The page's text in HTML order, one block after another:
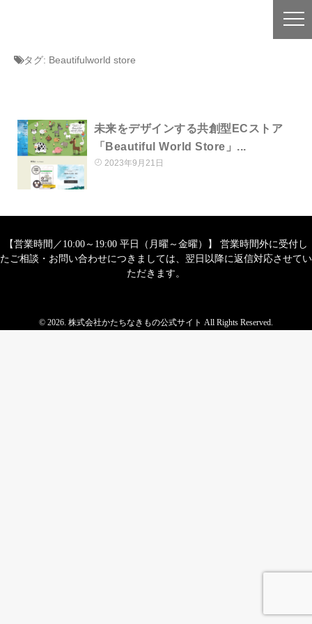
タグ: Beautifulworld store
未来をデザインする共創型ECストア
「Beautiful World Store」...
2023年9月21日
【営業時間／10:00～19:00 平日（月曜～金曜）】 営業時間外に受付し
たご相談・お問い合わせにつきましては、翌日以降に返信対応させてい
ただきます。
© 2026. 株式会社かたちなきもの公式サイト All Rights Reserved.